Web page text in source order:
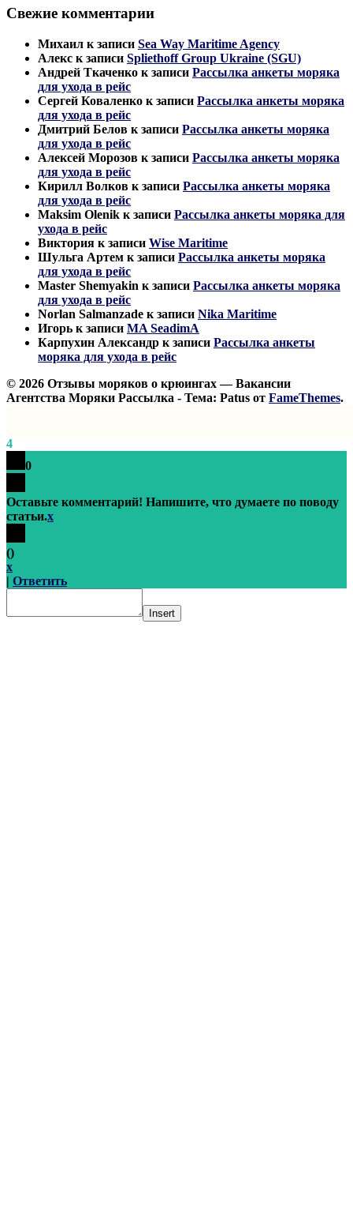
Свежие комментарии
Михаил к записи Sea Way Maritime Agency
Алекс к записи Spliethoff Group Ukraine (SGU)
Андрей Ткаченко к записи Рассылка анкеты моряка
для ухода в рейс
Сергей Коваленко к записи Рассылка анкеты моряка
для ухода в рейс
Дмитрий Белов к записи Рассылка анкеты моряка
для ухода в рейс
Алексей Морозов к записи Рассылка анкеты моряка
для ухода в рейс
Кирилл Волков к записи Рассылка анкеты моряка
для ухода в рейс
Maksim Olenik к записи Рассылка анкеты моряка для
ухода в рейс
Виктория к записи Wise Maritime
Шульга Артем к записи Рассылка анкеты моряка
для ухода в рейс
Master Shemyakin к записи Рассылка анкеты моряка
для ухода в рейс
Norlan Salmanzade к записи Nika Maritime
Игорь к записи MA SeadimA
Карпухин Александр к записи Рассылка анкеты
моряка для ухода в рейс
© 2026 Отзывы моряков о крюингах — Вакансии
Агентства Моряки Рассылка - Тема: Patus от FameThemes.
4
0
Оставьте комментарий! Напишите, что думаете по поводу
статьи.x
()
x
| Ответить
Insert